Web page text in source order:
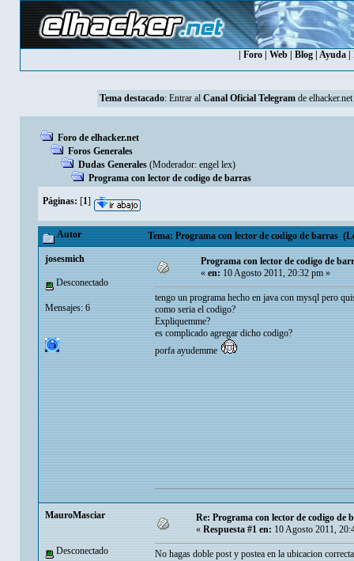
Foro Web Blog Ayuda
Tema destacado: Entrar al Canal Oficial Telegramde elhacker.net
Foro de elhacker.net
Foros Generales
Dudas Generales (Moderador: engel lex)
Programa con lector de codigo de barras
Páginas: [1]
Autor Tema: Programa con lector de codigo de barras
josesmich
Desconectado
Mensajes: 6
Programa con lector de codigo de
«en:10 Agosto 2011, 20:32 pm »
tengo un programa hecho en java con mysql pero
como seria el codigo?
Expliquemme?
es complicado agregar dicho codigo?
porfa ayudemme
MauroMasciar
Desconectado
Re: Programa con lector de codigo de
« Respuesta #1 en: 10 Agosto 2011,
No hagas doble post y postea en la ubicacion